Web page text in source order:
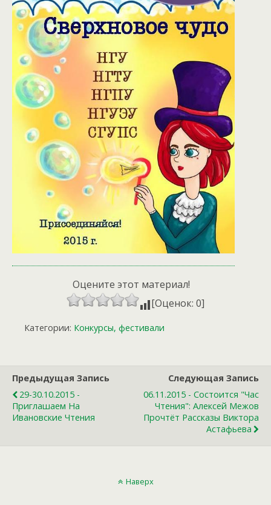
Оцените этот материал!
[Оценок: 0]
Категории: Конкурсы, фестивали
Предыдущая Запись
29-30.10.2015 -
Приглашаем На
Ивановские Чтения
Следующая Запись
06.11.2015 - Состоится "Час
Чтения": Алексей Межов
Прочтёт Рассказы Виктора
Астафьева
Наверх